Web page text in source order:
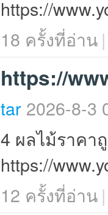
https://
18 ครั้งที่อ่าน |
https://
tar 2026-8-3
4 ผลไม้ราคา
https://
12 ครั้งที่อ่าน |